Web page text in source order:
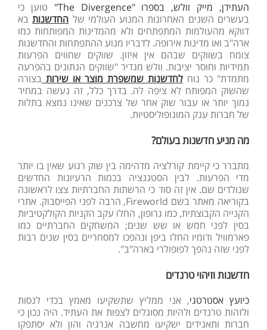
העתידן, מייק וולש, בספרו "The Divergence"
טוען כי
בעשרים השנים האחרונות המנוע העולמי של החדשנותבא
דווקא מהעולמות המתפתחים ולא מהמדינות המפותחות כמו
ארה"ב ואו מדינות אירופה. לדבריו מנוע ההתפתחות והחדשנות
צומח בשווקים שבהם אין איזון. שווקים שחווים הפרעות
תמידיות וחוסר יציבות. וולש מגדיר "שווקים הנתונים בהפרעה
מתמדת" כר נוח לחדשנות שמשפרת מוצר או שירות בצורה
שהשוק המפותח לא ציפה לה. בדרך כלל, זה נעשה במחיר
נמוך יותר או עבור שוק אחר של צרכנים שאינו נמצא בתלות
של חברות ענק המונופוליסטיות.
מה מניע חדשנות בעולם?
מתברר כי קיימת קורלציה מדהימה בין שוק רגוע שאין בו יותר
מדי הפרעות. לבין הסטגנציה בכמות הרעיונות החדשים
שנולדים שם. אין זה סוד כי הרשתות החברתיות צצו לראשונה
בקוריאה מאתר בשם Fireworld, הרבה לפני הפייסבוק. אתרי
הקנייה הקבוצתית, כמו גרופון, החלו עקב הקניות הקולקטיביות
בסין לפני חמש או שש שנים; המשחקים החברתיים כמו
פארמוויל ודומיו החלו ביפן ונהפכו למסחריים בסין שנים רבות
לפני שזה נהפך לפופולרי בארה"ב".
חדשנות וזיהוי טרנדים
כיועץ אסטרטגי, אני ממליץ שתשקיעו מאמץ בכדי לנסות
ולזהות טרנדים ולהיות מסוגלים לצפות את העתיד. היה נכון כי
חברות ותאגידים ישקיעו מחשבה אנרגיה והון ולא יסתפקו